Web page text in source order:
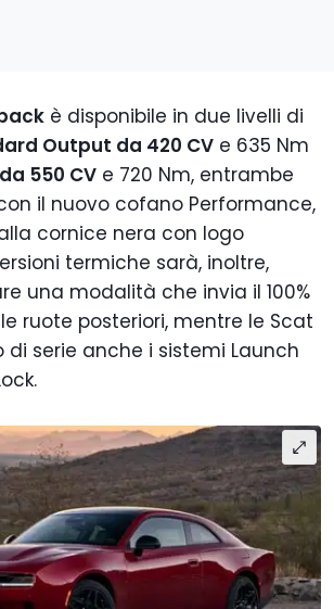
è disponibile in due livelli di
Output da 420 CV e 635 Nm
550 CV e 720 Nm, entrambe
il nuovo cofano Performance,
cornice nera con logo
termiche sarà, inoltre,
una modalità che invia il 100%
ruote posteriori, mentre le Scat
di serie anche i sistemi Launch